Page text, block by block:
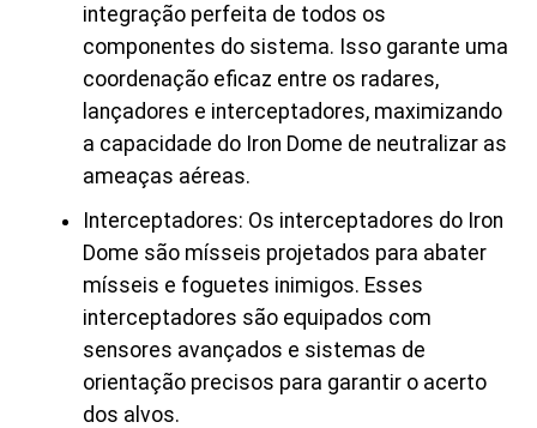
integração perfeita de todos os
componentes do sistema. Isso garante uma
coordenação eficaz entre os radares,
lançadores e interceptadores, maximizando
a capacidade do Iron Dome de neutralizar as
ameaças aéreas.
Interceptadores: Os interceptadores do Iron
Dome são mísseis projetados para abater
mísseis e foguetes inimigos. Esses
interceptadores são equipados com
sensores avançados e sistemas de
orientação precisos para garantir o acerto
dos alvos.